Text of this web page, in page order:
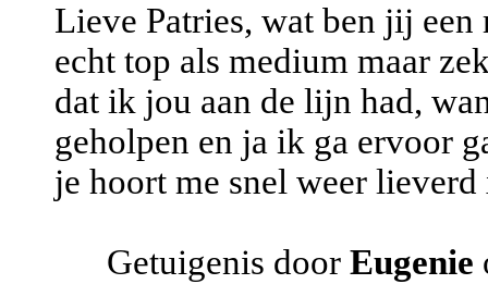
Lieve Patries, wat ben jij
echt top als medium maar
dat ik jou aan de lijn had,
geholpen en ja ik ga ervoor
je hoort me snel weer
Getuigenis door Eugenie